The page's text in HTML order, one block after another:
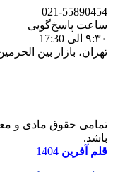
021-55890454
ساعت پاسخ‌گویی
۹:۳۰ الی 17:30
تهران، بازار بین
تمامی حقوق مادی و
باشد.
قلم آفرین